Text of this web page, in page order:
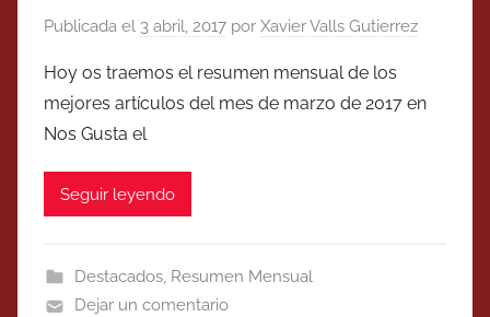
Publicada el 3 abril, 2017 por Xavier Valls Gutierrez
Hoy os traemos el resumen mensual de los
mejores artículos del mes de marzo de 2017 en
Nos Gusta el
Seguir leyendo
Destacados, Resumen Mensual
Dejar un comentario